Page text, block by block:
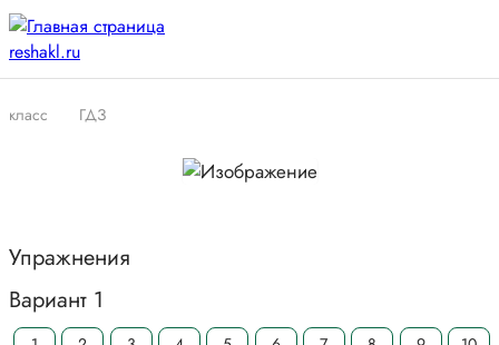
класс ГДЗ
Упражнения
Вариант 1